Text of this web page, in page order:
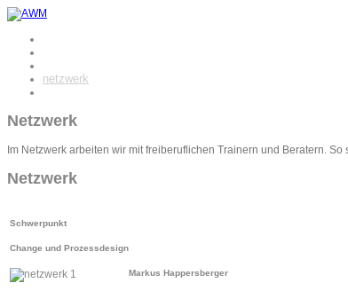
netzwerk
Netzwerk
Im Netzwerk arbeiten wir mit freiberuflichen Trainern und Beratern.
Netzwerk
Schwerpunkt
Change und Prozessdesign
Markus Happersberger